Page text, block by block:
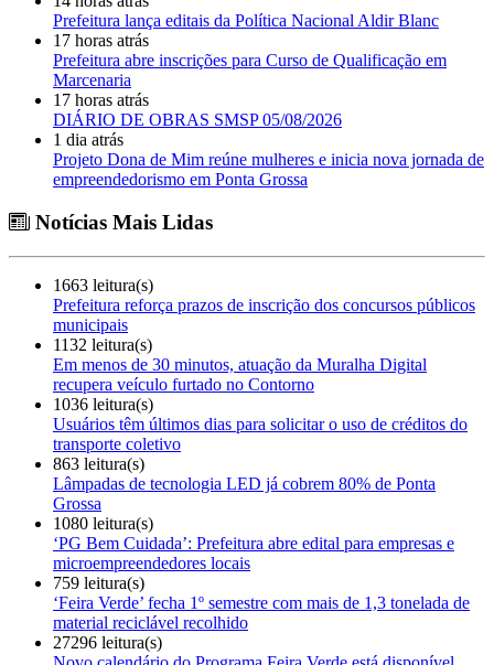
Prefeitura lança editais da Política Nacional Aldir Blanc
17 horas atrás
Prefeitura abre inscrições para Curso de Qualificação em
Marcenaria
17 horas atrás
DIÁRIO DE OBRAS SMSP 05/08/2026
1 dia atrás
Projeto Dona de Mim reúne mulheres e inicia nova jornada de
empreendedorismo em Ponta Grossa
Notícias Mais Lidas
1663 leitura(s)
Prefeitura reforça prazos de inscrição dos concursos públicos
municipais
1132 leitura(s)
Em menos de 30 minutos, atuação da Muralha Digital
recupera veículo furtado no Contorno
1036 leitura(s)
Usuários têm últimos dias para solicitar o uso de créditos do
transporte coletivo
863 leitura(s)
Lâmpadas de tecnologia LED já cobrem 80% de Ponta
Grossa
1080 leitura(s)
‘PG Bem Cuidada’: Prefeitura abre edital para empresas e
microempreendedores locais
759 leitura(s)
‘Feira Verde’ fecha 1º semestre com mais de 1,3 tonelada de
material reciclável recolhido
27296 leitura(s)